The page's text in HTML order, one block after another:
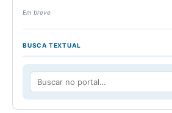
Em breve
BUSCA TEXTUAL